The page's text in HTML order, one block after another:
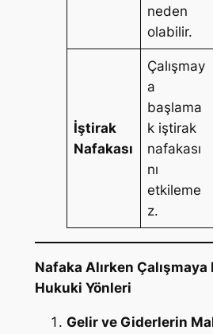
neden
olabilir.
İştirak
Nafakası
Çalışmay
a
başlama
k iştirak
nafakası
nı
etkileme
z.
Nafaka Alırken Çalışmaya
Hukuki Yönleri
Gelir ve Giderlerin